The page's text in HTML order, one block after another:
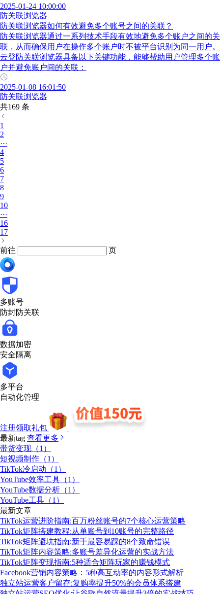
2025-01-24 10:00:00
防关联浏览器
防关联浏览器如何有效避免多个账号之间的关联？
防关联浏览器通过一系列技术手段有效地避免多个账户之间的关
联，从而确保用户在操作多个账户时不被平台识别为同一用户。
云登防关联浏览器具备以下关键功能，能够帮助用户管理多个账
户并避免账户间的关联：
2025-01-08 16:01:50
防关联浏览器
共169 条
1
2
···
4
5
6
7
8
9
10
···
16
17
前往 页
多账号
防封防关联
数据加密
安全隔离
多平台
自动化管理
注册领取礼包
最新tag 查看更多
带货变现（1）
短视频制作（1）
TikTok冷启动（1）
YouTube效率工具（1）
YouTube数据分析（1）
YouTube工具（1）
最新文章
TikTok运营进阶指南:百万粉丝账号的7个核心运营策略
TikTok矩阵搭建教程:从单账号到10账号的完整路径
TikTok矩阵避坑指南:新手最容易踩的8个致命错误
TikTok矩阵内容策略:多账号差异化运营的实战方法
TikTok矩阵变现指南:5种适合矩阵玩家的赚钱模式
Facebook营销内容策略：5种高互动率的内容形式解析
独立站运营客户留存:复购率提升50%的会员体系搭建